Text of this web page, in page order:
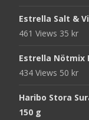
Estrella Salt &
461 Views 35 kr
Estrella Nötmix
434 Views 50 kr
Haribo Stora
150 g